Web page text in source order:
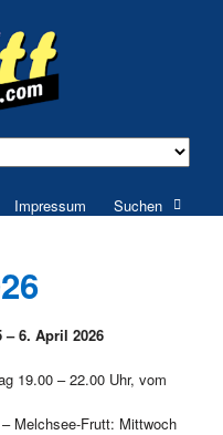
Impressum
– 6. April 2026
19.00 – 22.00 Uhr, vom
Melchsee-Frutt: Mittwoch